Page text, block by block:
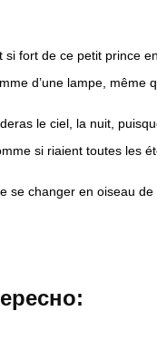
si fort de ce petit prince
d’une lampe, même
le ciel, la nuit,
si riaient toutes les
se changer en oiseau